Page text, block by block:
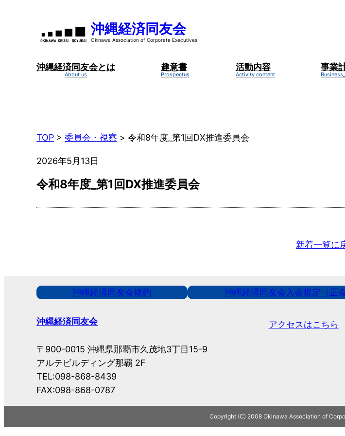
沖縄経済同友会
沖縄経済同友会とは 趣意書 活動内容 事業
TOP >委員会・視察 >令和8年度_第1回DX推進委員会
2026年5月13日
令和8年度_第1回DX推進委員会
新着一覧に
沖縄経済同友会規約 沖縄経済同友会入会規定（正会
沖縄経済同友会
〒900-0015 沖縄県那覇市久茂地3丁目15-9
アルテビルディング那覇 2F
TEL:098-868-8439
FAX:098-868-0787
アクセスはこちら
Copyright (C) 2008 Okinawa Association of